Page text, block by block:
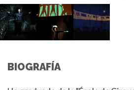
BIOGRAFÍA